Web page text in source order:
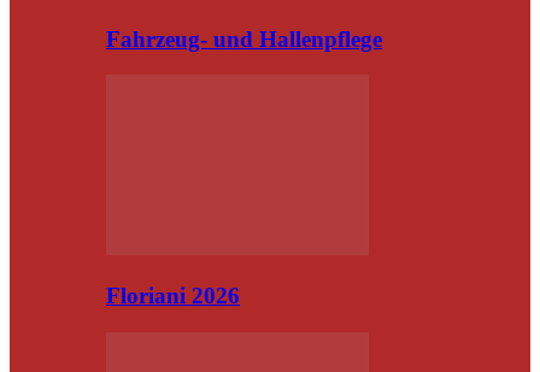
Fahrzeug- und Hallenpflege
Floriani 2026